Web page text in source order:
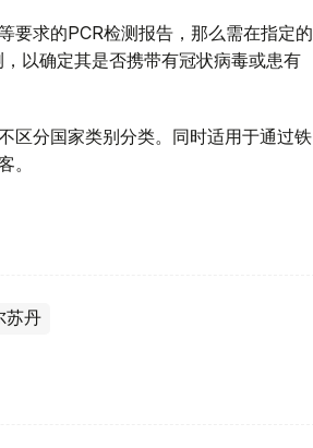
要求的PCR检测报告，那么需在指定的
以确定其是否携带有冠状病毒或患有
区分国家类别分类。同时适用于通过铁
。
苏丹